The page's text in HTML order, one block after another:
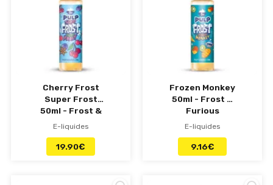
Cherry Frost
Super Frost
50ml - Frost &
Furious
E-liquides
19.90€
Frozen Monkey
50ml - Frost &
Furious
E-liquides
9.16€